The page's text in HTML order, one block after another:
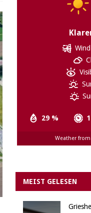
29 %
Weather
MEIST GELESEN